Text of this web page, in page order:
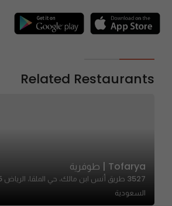
Related Restaurants
Tofarya | طوفرية
السعودية